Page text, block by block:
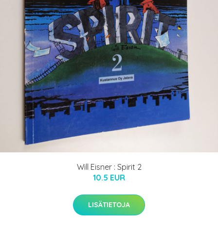
Will Eisner : Spirit 2
10.5 EUR
LISÄTIETOJA